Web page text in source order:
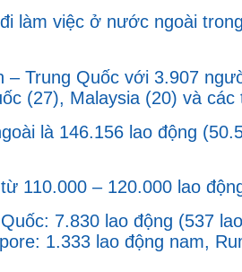
làm việc ở nước ngoài
Trung Quốc với 3.907
(27), Malaysia (20) và
là 146.156 lao động
110.000 – 120.000 lao
7.830 lao động (537
1.333 lao động nam,